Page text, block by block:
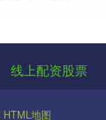
线上配资股票
HTML地图